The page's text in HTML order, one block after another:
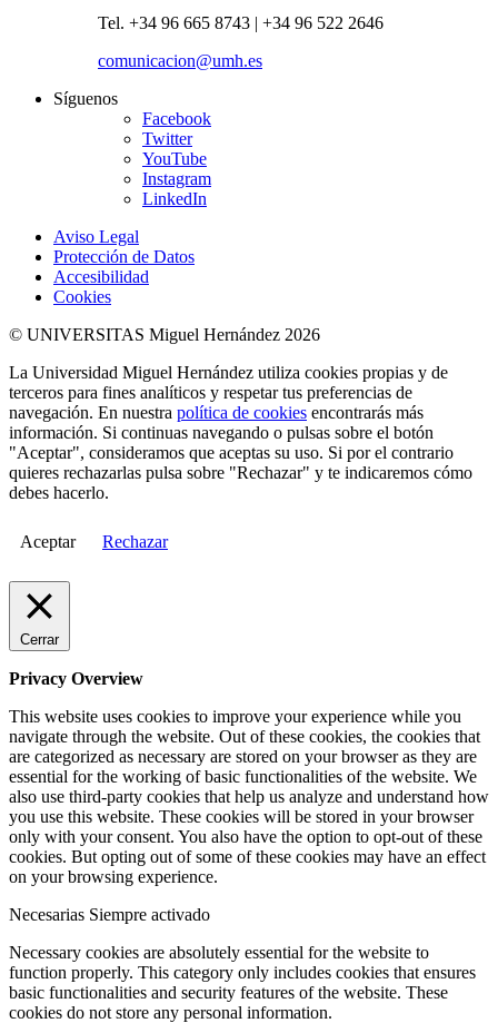
Tel. +34 96 665 8743 | +34 96 522 2646
comunicacion@umh.es
Síguenos
Facebook
Twitter
YouTube
Instagram
LinkedIn
Aviso Legal
Protección de Datos
Accesibilidad
Cookies
© UNIVERSITAS Miguel Hernández 2026
La Universidad Miguel Hernández utiliza cookies propias y de
terceros para fines analíticos y respetar tus preferencias de
navegación. En nuestra política de cookies encontrarás más
información. Si continuas navegando o pulsas sobre el botón
"Aceptar", consideramos que aceptas su uso. Si por el contrario
quieres rechazarlas pulsa sobre "Rechazar" y te indicaremos cómo
debes hacerlo.
Aceptar Rechazar
Cerrar
Privacy Overview
This website uses cookies to improve your experience while you
navigate through the website. Out of these cookies, the cookies that
are categorized as necessary are stored on your browser as they are
essential for the working of basic functionalities of the website. We
also use third-party cookies that help us analyze and understand how
you use this website. These cookies will be stored in your browser
only with your consent. You also have the option to opt-out of these
cookies. But opting out of some of these cookies may have an effect
on your browsing experience.
Necesarias Siempre activado
Necessary cookies are absolutely essential for the website to
function properly. This category only includes cookies that ensures
basic functionalities and security features of the website. These
cookies do not store any personal information.